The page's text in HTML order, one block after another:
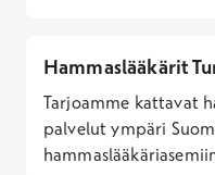
Hammaslääkärit
Tarjoamme kattavat
palvelut ympäri